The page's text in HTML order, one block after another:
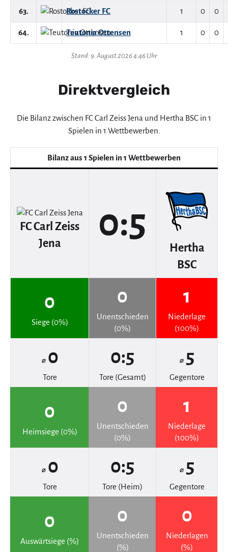
63. Rostocker FC 1 0 0
64. Teutonia Ottensen 1 0 0
Stand: 9. August 2026 4:46 Uhr
Direktvergleich
Die Bilanz zwischen FC Carl Zeiss Jena und Hertha BSC in 1
Spielen in 1 Wettbewerben.
Bilanz aus 1 Spielen in 1 Wettbewerben
FC Carl Zeiss
Jena
0:5
Hertha
BSC
0
Siege (0%)
0
Unentschieden
(0%)
1
Niederlage
(100%)
⌀ 0
Tore
0:5
Tore (Gesamt)
⌀ 5
Gegentore
0
Heimsiege (0%)
0
Unentschieden
(0%)
1
Niederlage
(100%)
⌀ 0
Tore
0:5
Tore (Heim)
⌀ 5
Gegentore
0
Auswärtsiege (%)
0
Unentschieden
(%)
0
Niederlagen
(%)